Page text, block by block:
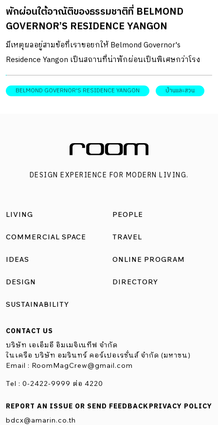
โดยมีตู้เก็บของทั้งหมด 5 ตำแหน่ง ซึ่งประกอบด้วยตู้ที่
ออกแบบให้มีรางเลื่อนเพื่อให้สามารถปรับเปลี่ยนสเปซชั้นล่างได้
และตู้บิลท์อินที่เน้นเพิ่มพื้นที่เก็บของ และสร้างขอบเขตการใช้
งาน […]
พักผ่อนใต้อาณัติของธรรมชาติที่ BELMOND
GOVERNOR’S RESIDENCE YANGON
มีเหตุผลอยู่สามข้อที่เราขอยกให้ Belmond Governor's
Residence Yangon เป็นสถานที่น่าพักผ่อนเป็นพิเศษกว่าโรง
แรมไหนๆ ในเมืองย่างกุ้ง ประเทศพม่า
BELMOND GOVERNOR'S RESIDENCE YANGON บ้านและสวน
DESIGN EXPERIENCE FOR MODERN LIVING.
LIVING
COMMERCIAL SPACE
IDEAS
DESIGN
SUSTAINABILITY
PEOPLE
TRAVEL
ONLINE PROGRAM
DIRECTORY
CONTACT US
บริษัท เอเอ็มอี อิมเมจิเนทีฟ จำกัด
ในเครือ บริษัท อมรินทร์ คอร์เปอเรชั่นส์ จำกัด (มหาชน)
Email : RoomMagCrew@gmail.com
Tel : 0-2422-9999 ต่อ 4220
REPORT AN ISSUE OR SEND FEEDBACK
bdcx@amarin.co.th
PRIVACY POLICY